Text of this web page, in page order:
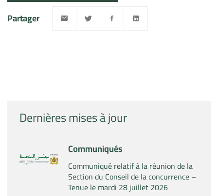
Dernières mises à jour
Communiqués
Communiqué relatif à la réunion de la
Section du Conseil de la concurrence –
Tenue le mardi 28 juillet 2026
Partager